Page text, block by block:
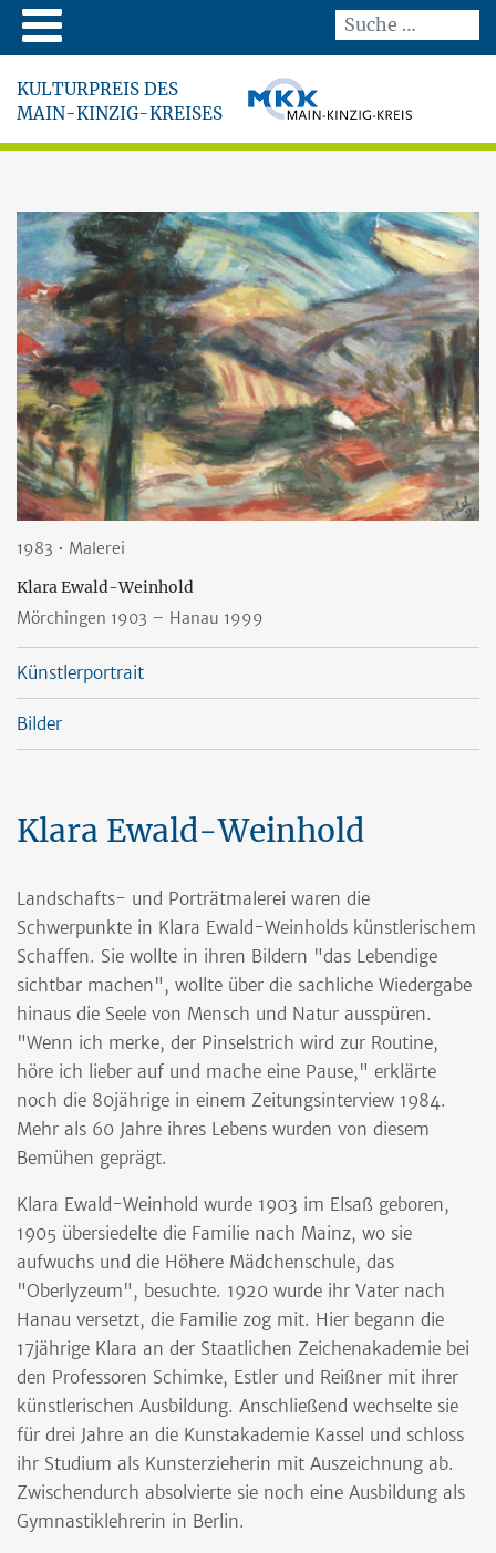
KULTURPREIS DES
MAIN-KINZIG-KREISES
1983 • Malerei
Klara Ewald-Weinhold
Mörchingen 1903 – Hanau 1999
Künstlerportrait
Bilder
Klara Ewald-Weinhold
Landschafts- und Porträtmalerei waren die
Schwerpunkte in Klara Ewald-Weinholds künstlerischem
Schaffen. Sie wollte in ihren Bildern "das Lebendige
sichtbar machen", wollte über die sachliche Wiedergabe
hinaus die Seele von Mensch und Natur ausspüren.
"Wenn ich merke, der Pinselstrich wird zur Routine,
höre ich lieber auf und mache eine Pause," erklärte
noch die 80jährige in einem Zeitungsinterview 1984.
Mehr als 60 Jahre ihres Lebens wurden von diesem
Bemühen geprägt.
Klara Ewald-Weinhold wurde 1903 im Elsaß geboren,
1905 übersiedelte die Familie nach Mainz, wo sie
aufwuchs und die Höhere Mädchenschule, das
"Oberlyzeum", besuchte. 1920 wurde ihr Vater nach
Hanau versetzt, die Familie zog mit. Hier begann die
17jährige Klara an der Staatlichen Zeichenakademie bei
den Professoren Schimke, Estler und Reißner mit ihrer
künstlerischen Ausbildung. Anschließend wechselte sie
für drei Jahre an die Kunstakademie Kassel und schloss
ihr Studium als Kunsterzieherin mit Auszeichnung ab.
Zwischendurch absolvierte sie noch eine Ausbildung als
Gymnastiklehrerin in Berlin.